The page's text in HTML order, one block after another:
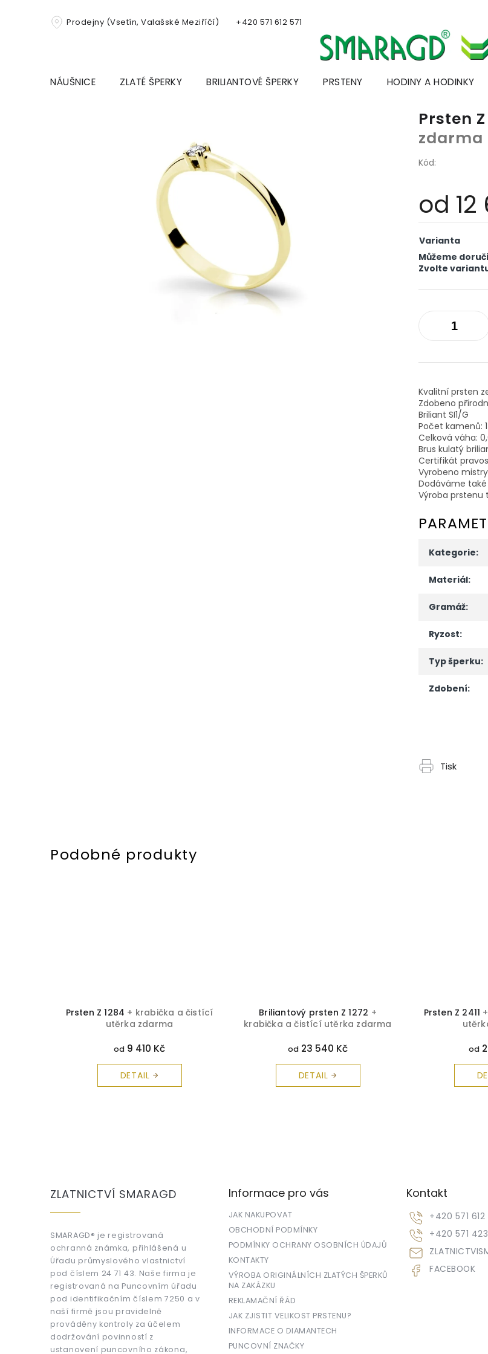
Prodejny (Vsetín, Valašské Meziříčí) +420 571 612 571
NÁUŠNICE ZLATÉ ŠPERKY BRILIANTOVÉ ŠPERKY PRSTENY HODINY A HODINKY
Prsten
zdarma
Kód:
od
cena:
Varianta
Můžeme
Zvolte
Kvalitní prsten
Zdobeno
Briliant SI1/G
Počet kamenů:
Celková váha:
Brus kulatý
Certifikát
Vyrobeno
Dodáváme
Výroba prstenu
Kategorie:
Materiál:
Gramáž:
Ryzost:
Typ šperku:
Zdobení:
Tisk
Prsten Z 1284 + krabička a čistící
utěrka zdarma
od 9 410 Kč
DETAIL
Briliantový prsten Z 1272 +
krabička a čistící utěrka zdarma
od 23 540 Kč
DETAIL
Prsten Z 2411
od
ZLATNICTVÍ SMARAGD
SMARAGD® je registrovaná
ochranná známka, přihlášená u
Úřadu průmyslového vlastnictví
pod číslem 24 71 43. Naše firma je
registrovaná na Puncovním úřadu
pod identifikačním číslem 7250 a v
naší firmě jsou pravidelně
prováděny kontroly za účelem
dodržování povinností z
ustanovení puncovního zákona,
Informace pro vás
JAK NAKUPOVAT
OBCHODNÍ PODMÍNKY
PODMÍNKY OCHRANY OSOBNÍCH ÚDAJŮ
KONTAKTY
VÝROBA ORIGINÁLNÍCH ZLATÝCH ŠPERKŮ
NA ZAKÁZKU
REKLAMAČNÍ ŘÁD
JAK ZJISTIT VELIKOST PRSTENU?
INFORMACE O DIAMANTECH
PUNCOVNÍ ZNAČKY
Kontakt
+420 571 612
+420 571
FACEBOOK